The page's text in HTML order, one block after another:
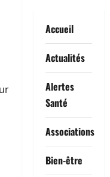
Accueil
Actualités
Alertes
Santé
Associations
Bien-être